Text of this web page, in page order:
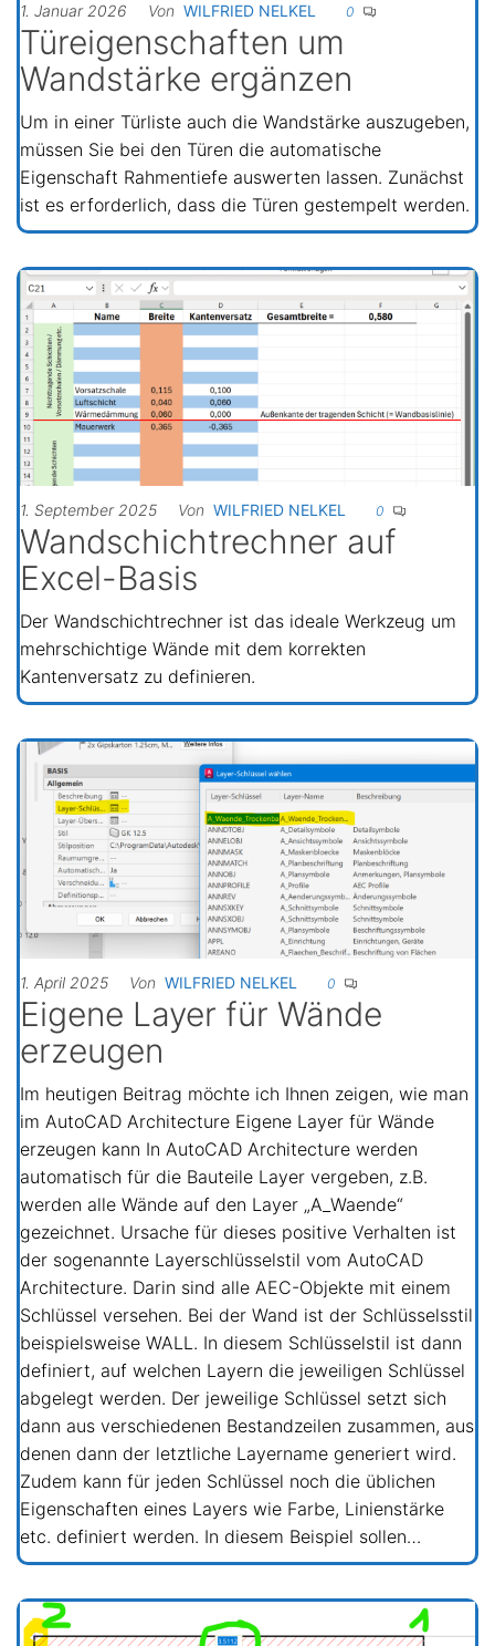
1. Januar 2026 Von WILFRIED NELKEL 0
Türeigenschaften um
Wandstärke ergänzen
Um in einer Türliste auch die Wandstärke auszugeben,
müssen Sie bei den Türen die automatische
Eigenschaft Rahmentiefe auswerten lassen. Zunächst
ist es erforderlich, dass die Türen gestempelt werden.
1. September 2025 Von WILFRIED NELKEL 0
Wandschichtrechner auf
Excel-Basis
Der Wandschichtrechner ist das ideale Werkzeug um
mehrschichtige Wände mit dem korrekten
Kantenversatz zu definieren.
1. April 2025 Von WILFRIED NELKEL 0
Eigene Layer für Wände
erzeugen
Im heutigen Beitrag möchte ich Ihnen zeigen, wie man
im AutoCAD Architecture Eigene Layer für Wände
erzeugen kann In AutoCAD Architecture werden
automatisch für die Bauteile Layer vergeben, z.B.
werden alle Wände auf den Layer „A_Waende“
gezeichnet. Ursache für dieses positive Verhalten ist
der sogenannte Layerschlüsselstil vom AutoCAD
Architecture. Darin sind alle AEC-Objekte mit einem
Schlüssel versehen. Bei der Wand ist der Schlüsselsstil
beispielsweise WALL. In diesem Schlüsselstil ist dann
definiert, auf welchen Layern die jeweiligen Schlüssel
abgelegt werden. Der jeweilige Schlüssel setzt sich
dann aus verschiedenen Bestandzeilen zusammen, aus
denen dann der letztliche Layername generiert wird.
Zudem kann für jeden Schlüssel noch die üblichen
Eigenschaften eines Layers wie Farbe, Linienstärke
etc. definiert werden. In diesem Beispiel sollen…